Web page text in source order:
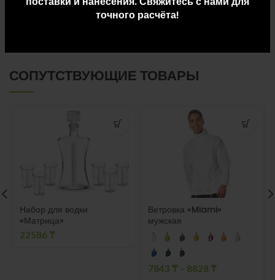
точного расчёта!
ДОСТАВКА И ОПЛАТА
СОПУТСТВУЮЩИЕ ТОВАРЫ
Набор для водки
«Матрица»
22586 ₸
Ветровка «Miami»
мужская
7843 ₸ – 8828 ₸